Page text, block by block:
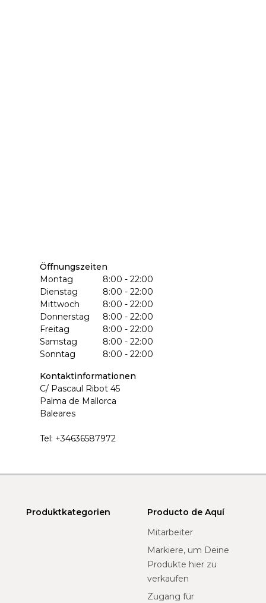
Öffnungszeiten
Montag
8:00 - 22:00
Dienstag
8:00 - 22:00
Mittwoch
8:00 - 22:00
Donnerstag
8:00 - 22:00
Freitag
8:00 - 22:00
Samstag
8:00 - 22:00
Sonntag
8:00 - 22:00
Kontaktinformationen
C/ Pascaul Ribot 45
Palma de Mallorca
Baleares
Tel: +34636587972
Produktkategorien
Producto de Aquí
Mitarbeiter
Markiere, um Deine
Produkte hier zu
verkaufen
Zugang für